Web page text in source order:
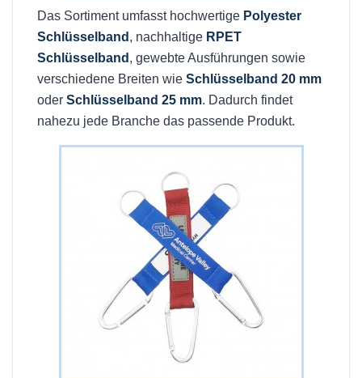
Das Sortiment umfasst hochwertige Polyester
Schlüsselband , nachhaltige RPET
Schlüsselband , gewebte Ausführungen sowie
verschiedene Breiten wie Schlüsselband 20 mm
oder Schlüsselband 25 mm. Dadurch findet
nahezu jede Branche das passende Produkt.